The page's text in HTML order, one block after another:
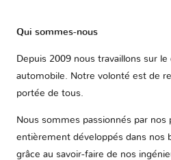
Qui sommes-nous
Depuis 2009 nous travaillons sur
automobile. Notre volonté est de
portée de tous.
Nous sommes passionnés par nos
entièrement développés dans nos
grâce au savoir-faire de nos